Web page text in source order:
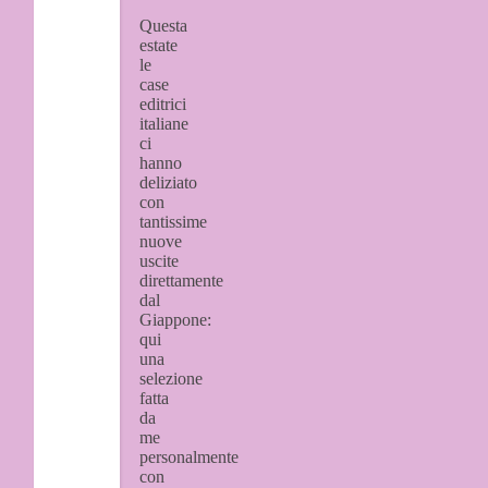
Questa
estate
le
case
editrici
italiane
ci
hanno
deliziato
con
tantissime
nuove
uscite
direttamente
dal
Giappone:
qui
una
selezione
fatta
da
me
personalmente
con